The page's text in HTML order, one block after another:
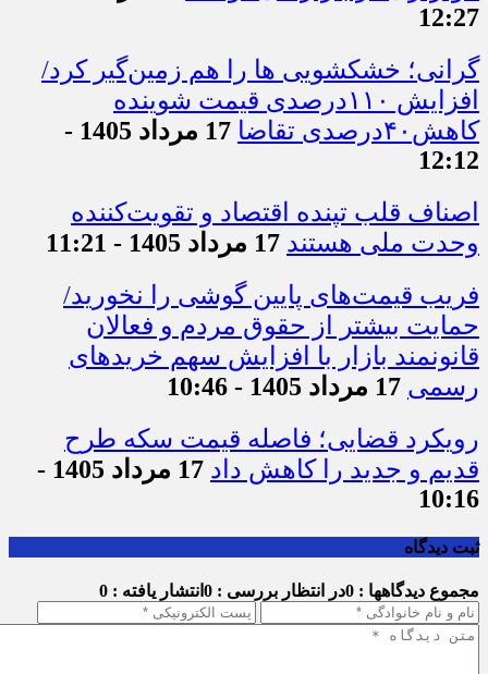
12:27
گرانی؛ خشکشویی‌ ها را هم زمین‌گیر کرد/
افزایش ۱۱۰درصدی قیمت شوینده
کاهش۴۰درصدی تقاضا
17 مرداد 1405 -
12:12
اصناف قلب تپنده اقتصاد و تقویت‌کننده
وحدت ملی هستند 17 مرداد 1405 - 11:21
فریب قیمت‌های پایین گوشی را نخورید/
حمایت بیشتر از حقوق مردم و فعالان
قانونمند بازار با افزایش سهم خریدهای
رسمی 17 مرداد 1405 - 10:46
رویکرد قضایی؛ فاصله قیمت سکه طرح
قدیم و جدید را کاهش داد
17 مرداد 1405 -
10:16
ثبت دیدگاه
مجموع دیدگاهها : 0 در انتظار بررسی : 0 انتشار یافته : 0